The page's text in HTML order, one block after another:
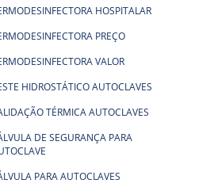
HOSPITALAR
PREÇO
VALOR
HIDROSTÁTICO AUTOCLAVES
TÉRMICA AUTOCLAVES
DE SEGURANÇA PARA
PARA AUTOCLAVES